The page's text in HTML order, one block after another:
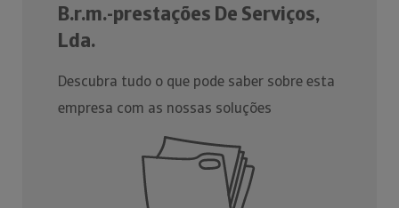
B.r.m.-prestações De Serviços,
Lda.
Descubra tudo o que pode saber sobre esta
empresa com as nossas soluções